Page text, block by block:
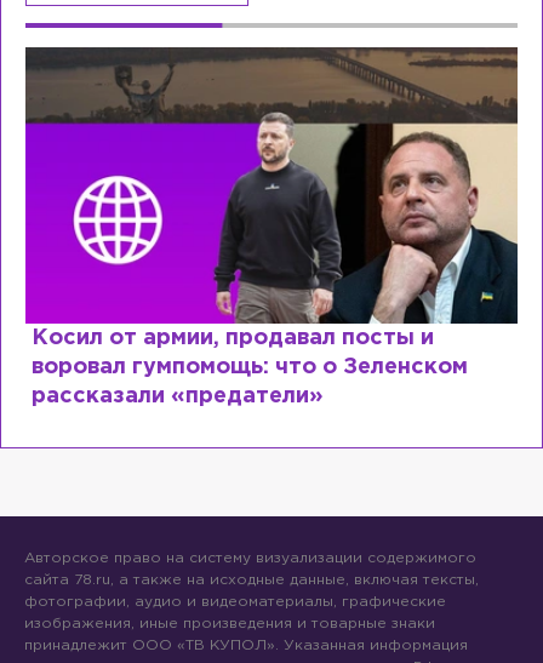
Косил от армии, продавал посты и
воровал гумпомощь: что о Зеленском
рассказали «предатели»
Авторское право на систему визуализации содержимого
сайта 78.ru, а также на исходные данные, включая тексты,
фотографии, аудио и видеоматериалы, графические
изображения, иные произведения и товарные знаки
принадлежит ООО «ТВ КУПОЛ». Указанная информация